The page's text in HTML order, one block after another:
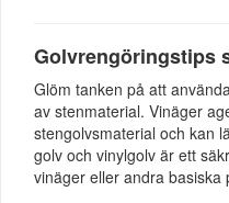
Golvrengöringstips
Glöm tanken på att
av stenmaterial. Vinäger
stengolvsmaterial och kan
golv och vinylgolv är ett
vinäger eller andra basiska